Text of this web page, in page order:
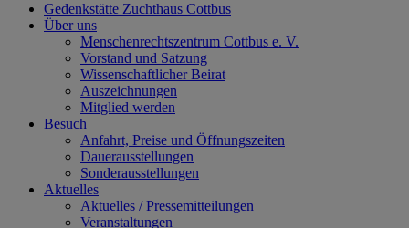
Gedenkstätte Zuchthaus Cottbus
Über uns
Menschenrechtszentrum Cottbus e. V.
Vorstand und Satzung
Wissenschaftlicher Beirat
Auszeichnungen
Mitglied werden
Besuch
Anfahrt, Preise und Öffnungszeiten
Dauerausstellungen
Sonderausstellungen
Aktuelles
Aktuelles / Pressemitteilungen
Veranstaltungen